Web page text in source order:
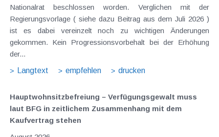
Nationalrat beschlossen worden. Verglichen mit der
Regierungsvorlage ( siehe dazu Beitrag aus dem Juli 2026 )
ist es dabei vereinzelt noch zu wichtigen Änderungen
gekommen. Kein Progressionsvorbehalt bei der Erhöhung
der...
Langtext
empfehlen drucken
Hauptwohnsitz​­befreiung – Verfügungsgewalt muss
laut BFG in zeitlichem Zusammenhang mit dem
Kaufvertrag stehen